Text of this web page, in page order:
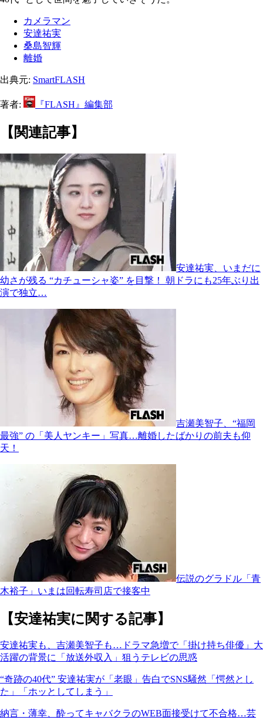
カメラマン
安達祐実
桑島智輝
離婚
出典元: SmartFLASH
著者: 『FLASH』編集部
【関連記事】
安達祐実、いまだに
幼さが残る “カチューシャ姿” を目撃！ 朝ドラにも25年ぶり出
演で独立…
吉瀬美智子、“福岡
最強” の「美人ヤンキー」写真…離婚したばかりの前夫も仰
天！
伝説のグラドル「青
木裕子」いまは回転寿司店で接客中
【安達祐実に関する記事】
安達祐実も、吉瀬美智子も…ドラマ急増で「掛け持ち俳優」大
活躍の背景に「放送外収入」狙うテレビの思惑
“奇跡の40代” 安達祐実が「老眼」告白でSNS騒然「愕然とし
た」「ホッとしてしまう」
納言・薄幸、酔ってキャバクラのWEB面接受けて不合格…芸